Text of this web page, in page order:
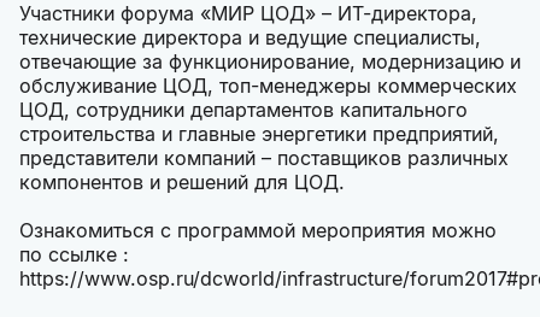
Участники форума «МИР ЦОД» – ИТ-директора,
технические директора и ведущие специалисты,
отвечающие за функционирование, модернизацию и
обслуживание ЦОД, топ-менеджеры коммерческих
ЦОД, сотрудники департаментов капитального
строительства и главные энергетики предприятий,
представители компаний – поставщиков различных
компонентов и решений для ЦОД.
Ознакомиться с программой мероприятия можно
по ссылке :
https://www.osp.ru/dcworld/infrastructure/